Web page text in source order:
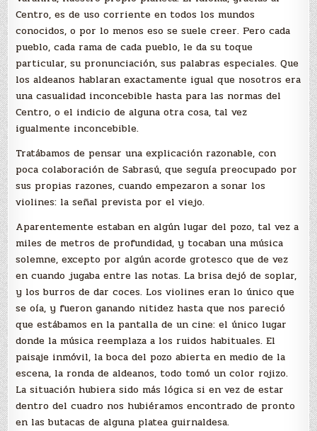
Centro, es de uso corriente en todos los mundos
conocidos, o por lo menos eso se suele creer. Pero cada
pueblo, cada rama de cada pueblo, le da su toque
particular, su pronunciación, sus palabras especiales. Que
los aldeanos hablaran exactamente igual que nosotros era
una casualidad inconcebible hasta para las normas del
Centro, o el indicio de alguna otra cosa, tal vez
igualmente inconcebible.
Tratábamos de pensar una explicación razonable, con
poca colaboración de Sabrasú, que seguía preocupado por
sus propias razones, cuando empezaron a sonar los
violines: la señal prevista por el viejo.
Aparentemente estaban en algún lugar del pozo, tal vez a
miles de metros de profundidad, y tocaban una música
solemne, excepto por algún acorde grotesco que de vez
en cuando jugaba entre las notas. La brisa dejó de soplar,
y los burros de dar coces. Los violines eran lo único que
se oía, y fueron ganando nitidez hasta que nos pareció
que estábamos en la pantalla de un cine: el único lugar
donde la música reemplaza a los ruidos habituales. El
paisaje inmóvil, la boca del pozo abierta en medio de la
escena, la ronda de aldeanos, todo tomó un color rojizo.
La situación hubiera sido más lógica si en vez de estar
dentro del cuadro nos hubiéramos encontrado de pronto
en las butacas de alguna platea guirnaldesa.